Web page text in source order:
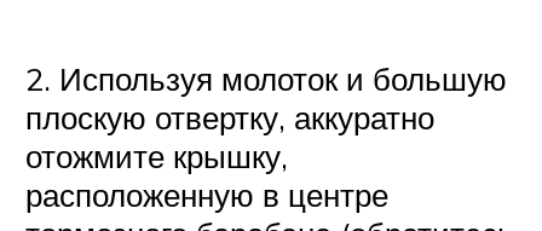
2. Используя молоток и большую
плоскую отвертку, аккуратно
отожмите крышку,
расположенную в центре